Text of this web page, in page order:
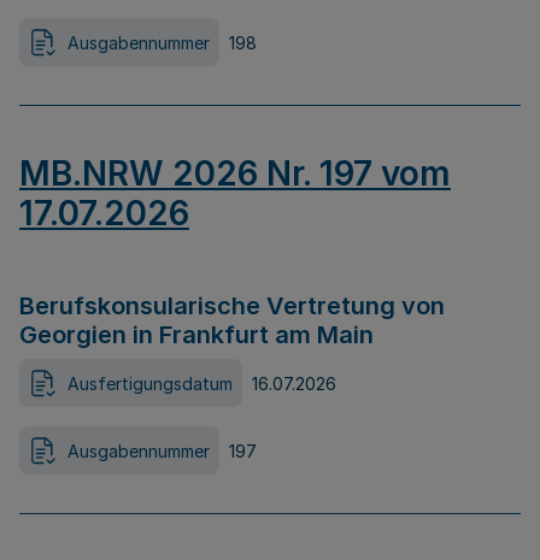
Ausgabennummer 198
MB.NRW 2026 Nr. 197 vom
17.07.2026
Berufskonsularische Vertretung von
Georgien in Frankfurt am Main
Ausfertigungsdatum 16.07.2026
Ausgabennummer 197